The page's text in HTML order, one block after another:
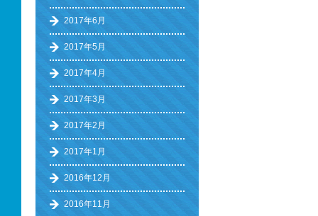
2017年6月
2017年5月
2017年4月
2017年3月
2017年2月
2017年1月
2016年12月
2016年11月